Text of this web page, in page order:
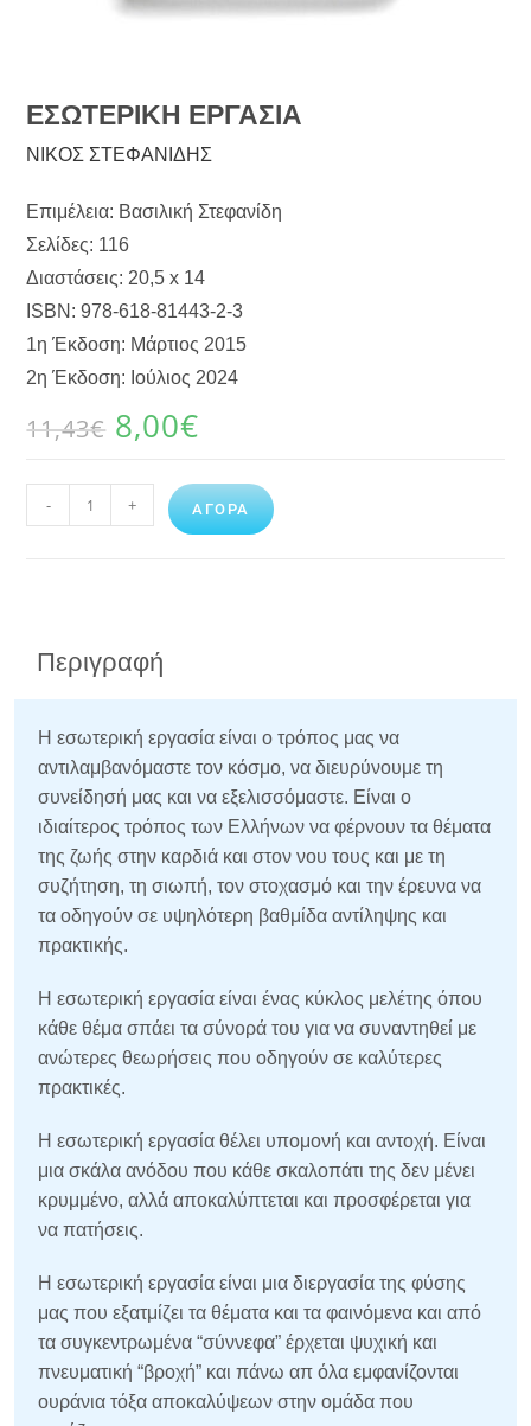
ΕΣΩΤΕΡΙΚΗ ΕΡΓΑΣΙΑ
ΝΙΚΟΣ ΣΤΕΦΑΝΙΔΗΣ
Επιμέλεια: Βασιλική Στεφανίδη
Σελίδες: 116
Διαστάσεις: 20,5 x 14
ISBN: 978-618-81443-2-3
1η Έκδοση: Μάρτιος 2015
2η Έκδοση: Ιούλιος 2024
11,43€ 8,00€
- + ΑΓΟΡΑ
Περιγραφή
Η εσωτερική εργασία είναι ο τρόπος μας να
αντιλαμβανόμαστε τον κόσμο, να διευρύνουμε τη
συνείδησή μας και να εξελισσόμαστε. Είναι ο
ιδιαίτερος τρόπος των Ελλήνων να φέρνουν τα θέματα
της ζωής στην καρδιά και στον νου τους και με τη
συζήτηση, τη σιωπή, τον στοχασμό και την έρευνα να
τα οδηγούν σε υψηλότερη βαθμίδα αντίληψης και
πρακτικής.
Η εσωτερική εργασία είναι ένας κύκλος μελέτης όπου
κάθε θέμα σπάει τα σύνορά του για να συναντηθεί με
ανώτερες θεωρήσεις που οδηγούν σε καλύτερες
πρακτικές.
Η εσωτερική εργασία θέλει υπομονή και αντοχή. Είναι
μια σκάλα ανόδου που κάθε σκαλοπάτι της δεν μένει
κρυμμένο, αλλά αποκαλύπτεται και προσφέρεται για
να πατήσεις.
Η εσωτερική εργασία είναι μια διεργασία της φύσης
μας που εξατμίζει τα θέματα και τα φαινόμενα και από
τα συγκεντρωμένα “σύννεφα” έρχεται ψυχική και
πνευματική “βροχή” και πάνω απ όλα εμφανίζονται
ουράνια τόξα αποκαλύψεων στην ομάδα που